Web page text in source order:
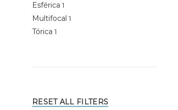
Esférica 1
Multifocal 1
Tórica 1
RESET ALL FILTERS